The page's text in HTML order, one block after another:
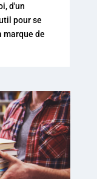
d'un
pour se
marque de